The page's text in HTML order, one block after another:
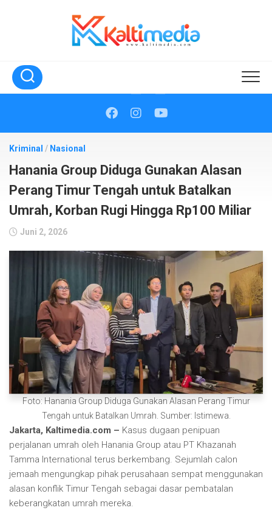
Kriminal / Nasional
Hanania Group Diduga Gunakan Alasan
Perang Timur Tengah untuk Batalkan
Umrah, Korban Rugi Hingga Rp100 Miliar
Juni 2, 2026
Foto: Hanania Group Diduga Gunakan Alasan Perang Timur
Tengah untuk Batalkan Umrah. Sumber: Istimewa.
Jakarta, Kaltimedia.com – Kasus dugaan penipuan
perjalanan umrah oleh Hanania Group atau PT Khazanah
Tamma International terus berkembang. Sejumlah calon
jemaah mengungkap pihak perusahaan sempat menggunakan
alasan konflik Timur Tengah sebagai dasar pembatalan
keberangkatan umrah mereka.